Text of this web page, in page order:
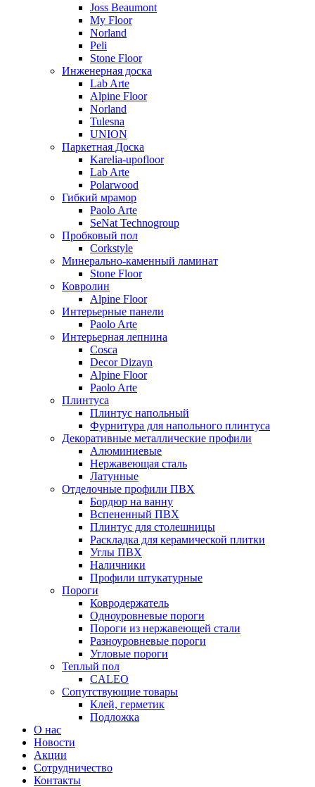
Joss Beaumont
My Floor
Norland
Peli
Stone Floor
Инженерная доска
Lab Arte
Alpine Floor
Norland
Tulesna
UNION
Паркетная Доска
Karelia-upofloor
Lab Arte
Polarwood
Гибкий мрамор
Paolo Arte
SeNat Technogroup
Пробковый пол
Corkstyle
Минерально-каменный ламинат
Stone Floor
Ковролин
Alpine Floor
Интерьерные панели
Paolo Arte
Интерьерная лепнина
Cosca
Decor Dizayn
Alpine Floor
Paolo Arte
Плинтуса
Плинтус напольный
Фурнитура для напольного плинтуса
Декоративные металлические профили
Алюминиевые
Нержавеющая сталь
Латунные
Отделочные профили ПВХ
Бордюр на ванну
Вспененный ПВХ
Плинтус для столешницы
Раскладка для керамической плитки
Углы ПВХ
Наличники
Профили штукатурные
Пороги
Ковродержатель
Одноуровневые пороги
Пороги из нержавеющей стали
Разноуровневые пороги
Угловые пороги
Теплый пол
CALEO
Сопутствующие товары
Клей, герметик
Подложка
О нас
Новости
Акции
Сотрудничество
Контакты